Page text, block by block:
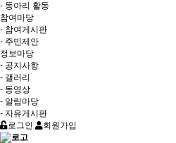
- 동아리 활동
참여마당
- 참여게시판
- 주민제안
정보마당
- 공지사항
- 갤러리
- 동영상
- 알림마당
- 자유게시판
로그인
회원가입